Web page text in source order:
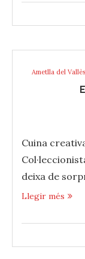
Ametlla del Vallès
‎Cuina‬
deixa de
Llegir més